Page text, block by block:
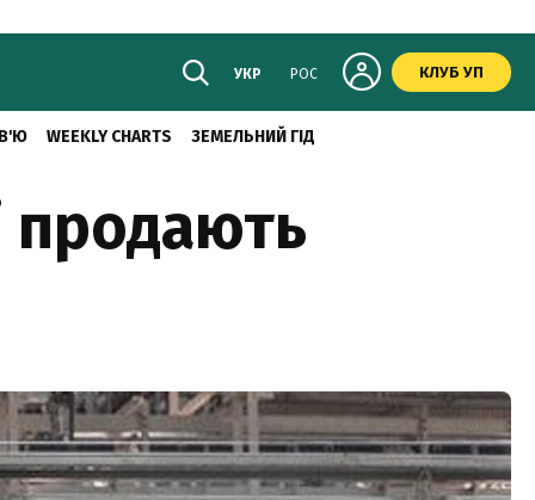
УКР РОС КЛУБ УП
WEEKLY CHARTS ЗЕМЕЛЬНИЙ ГІД
продають